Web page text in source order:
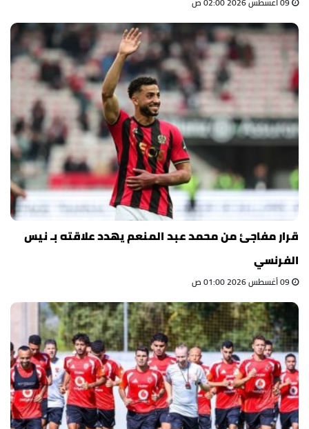
قرار مفاجئ من محمد عبد المنعم يهدد علاقته بـ نيس
الفرنسي